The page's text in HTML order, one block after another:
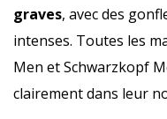
graves, avec des
intenses. Toutes les
Men et Schwarzkopf
clairement dans leur